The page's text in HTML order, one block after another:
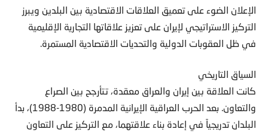
الإعلان الضوء على تعميق العلاقات الاقتصادية بين البلدين ويبرز
التركيز الاستراتيجي لإيران على تعزيز علاقاتها التجارية الإقليمية
في ظل العقوبات الدولية والتحديات الاقتصادية المستمرة.
السياق التاريخي
كانت العلاقة بين إيران والعراق معقدة، تتأرجح بين الصراع
والتعاون. بعد الحرب العراقية الإيرانية المدمرة (1980-1988)، بدأ
البلدان تدريجياً في إعادة بناء علاقتهما، مع التركيز على التعاون